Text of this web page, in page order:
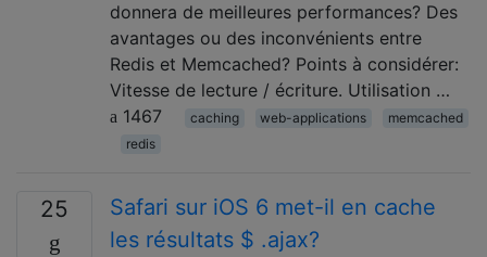
donnera de meilleures performances? Des
avantages ou des inconvénients entre
Redis et Memcached? Points à considérer:
Vitesse de lecture / écriture. Utilisation …
1467
caching web-applications
memcached
redis
25
Safari sur iOS 6 met-il en cache
les résultats $ .ajax?